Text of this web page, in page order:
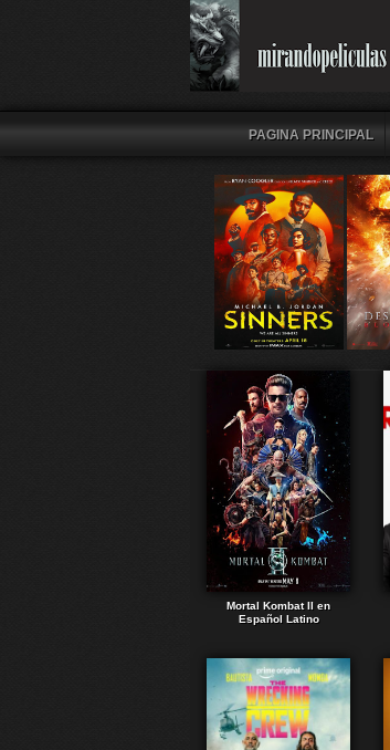
PAGINA PRINCIPAL
Mortal Kombat II en
Español Latino